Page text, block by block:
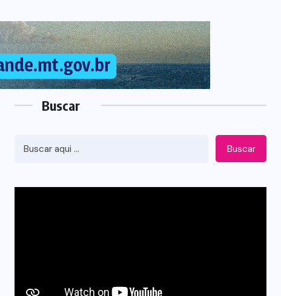
Buscar
Buscar